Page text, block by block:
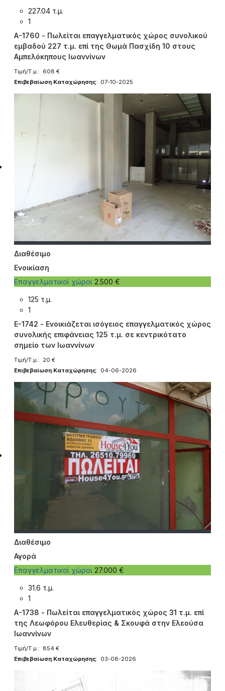
227.04 τ.μ.
1
A-1760 - Πωλείται επαγγελματικός χώρος συνολικού
εμβαδού 227 τ.μ. επί της Θωμά Πασχίδη 10 στους
Αμπελόκηπους Ιωαννίνων
Τιμή/Τ.μ.: 608 €
Επιβεβαίωση Καταχώρησης: 07-10-2025
Διαθέσιμο
Ενοικίαση
Επαγγελματικοί χώροι 2.500 €
125 τ.μ.
1
E-1742 - Ενοικιάζεται ισόγειος επαγγελματικός χώρος
συνολικής επιφάνειας 125 τ.μ. σε κεντρικότατο
σημείο των Ιωαννίνων
Τιμή/Τ.μ.: 20 €
Επιβεβαίωση Καταχώρησης: 04-06-2026
Διαθέσιμο
Αγορά
Επαγγελματικοί χώροι 27.000 €
31.6 τ.μ.
1
A-1738 - Πωλείται επαγγελματικός χώρος 31 τ.μ. επί
της Λεωφόρου Ελευθερίας & Σκουφά στην Ελεούσα
Ιωαννίνων
Τιμή/Τ.μ.: 854 €
Επιβεβαίωση Καταχώρησης: 03-08-2026